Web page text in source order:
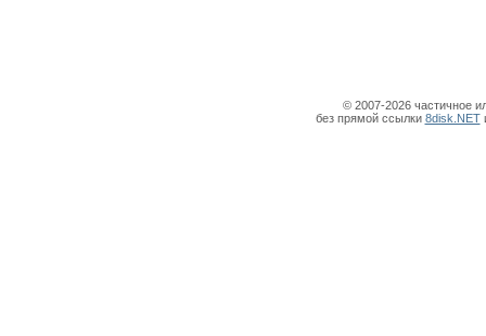
© 2007-2026 частичное
без прямой ссылки 8disk.NET